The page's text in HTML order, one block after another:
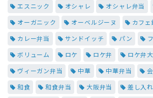
エスニック
オシャレ オシャレ弁当
オーガニック
オーベルジーヌ カフェ
カレー弁当
サンドイッチ パン
ボリューム
ロケ ロケ弁
ロケ弁
ヴィーガン弁当
中華 中華弁当
和食
和食弁当 大阪弁当 差し入れ